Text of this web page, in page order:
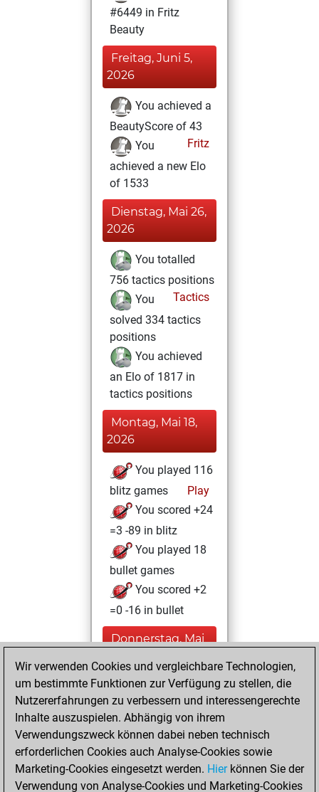
#6449 in Fritz
Beauty
Freitag, Juni 5,
2026
You achieved a
BeautyScore of 43
Fritz
You
achieved a new Elo
of 1533
Dienstag, Mai 26,
2026
You totalled
756 tactics positions
Tactics
You
solved 334 tactics
positions
You achieved
an Elo of 1817 in
tactics positions
Montag, Mai 18,
2026
You played 116
blitz games
Play
You scored +24
=3 -89 in blitz
You played 18
bullet games
You scored +2
=0 -16 in bullet
Donnerstag, Mai
You played 2
slow games
Play
You scored +0
=0 -2 in slow games
Freitag, Januar 16,
Wir verwenden Cookies und vergleichbare Technologien,
um bestimmte Funktionen zur Verfügung zu stellen, die
Nutzererfahrungen zu verbessern und interessengerechte
Inhalte auszuspielen. Abhängig von ihrem
Verwendungszweck können dabei neben technisch
erforderlichen Cookies auch Analyse-Cookies sowie
Marketing-Cookies eingesetzt werden. Hierkönnen Sie der
Verwendung von Analyse-Cookies und Marketing-Cookies